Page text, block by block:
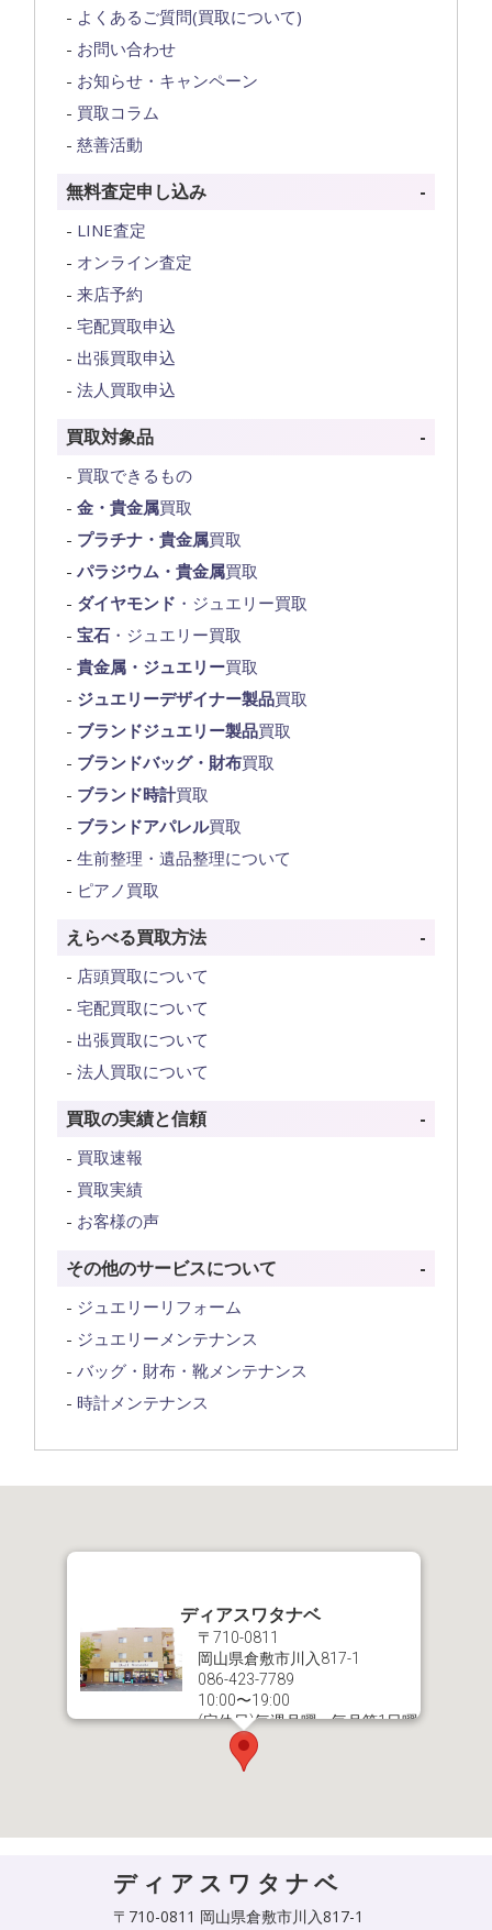
よくあるご質問(買取について)
お問い合わせ
お知らせ・キャンペーン
買取コラム
慈善活動
無料査定申し込み
LINE査定
オンライン査定
来店予約
宅配買取申込
出張買取申込
法人買取申込
買取対象品
買取できるもの
金・貴金属買取
プラチナ・貴金属買取
パラジウム・貴金属買取
ダイヤモンド ・ジュエリー買取
宝石 ・ジュエリー買取
貴金属・ジュエリー買取
ジュエリーデザイナー製品買取
ブランドジュエリー製品買取
ブランドバッグ・財布買取
ブランド時計買取
ブランドアパレル買取
生前整理・遺品整理について
ピアノ買取
えらべる買取方法
店頭買取について
宅配買取について
出張買取について
法人買取について
買取の実績と信頼
買取速報
買取実績
お客様の声
その他のサービスについて
ジュエリーリフォーム
ジュエリーメンテナンス
バッグ・財布・靴メンテナンス
時計メンテナンス
ディアスワタナベ
〒710-0811
岡山県倉敷市川入817-1
086-423-7789
10:00〜19:00
(定休日)毎週月曜、毎月第1日曜
ディアスワタナベ
〒710-0811 岡山県倉敷市川入817-1